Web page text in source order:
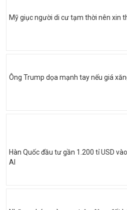
Mỹ giục người di cư tạm thời nên xin
Ông Trump dọa mạnh tay nếu giá
Hàn Quốc đầu tư gần 1.200 tỉ USD
AI